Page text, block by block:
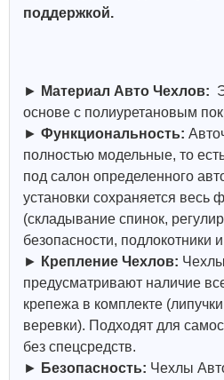
поддержкой.
► Материал Авто Чехлов:
основе с полиуретановым
► Функциональность:
полностью модельные, то
под салон определенного
установки сохраняется весь
(складывание спинок,
безопасности, подлокотники
► Крепление Чехлов:
предусматривают наличие
крепежа в комплекте
веревки). Подходят для
без спецсредств.
► Безопасность: Чехлы